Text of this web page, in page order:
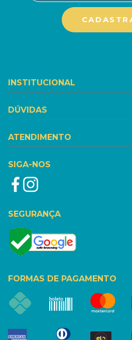
INSTITUCIONAL
DÚVIDAS
ATENDIMENTO
SIGA-NOS
SEGURANÇA
FORMAS DE PAGAMENTO